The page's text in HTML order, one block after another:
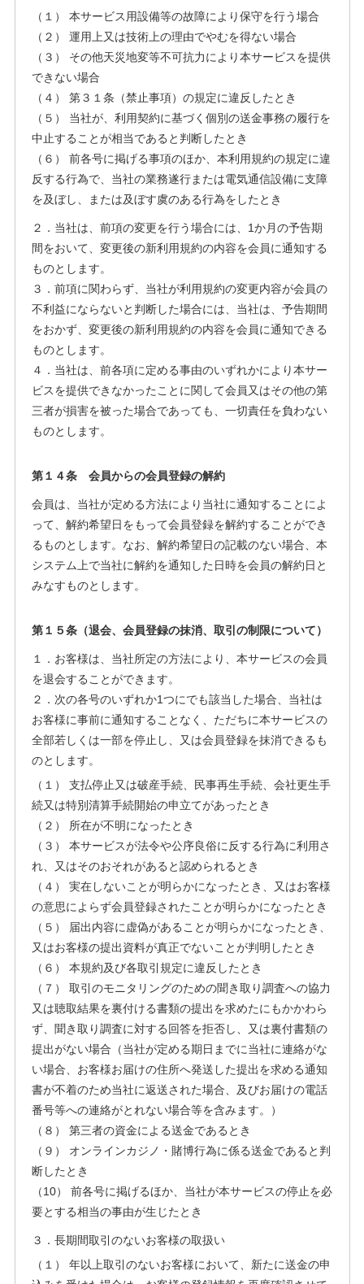
（１） 本サービス用設備等の故障により保守を行う場合
（２） 運用上又は技術上の理由でやむを得ない場合
（３） その他天災地変等不可抗力により本サービスを提供
できない場合
（４） 第３１条（禁止事項）の規定に違反したとき
（５） 当社が、利用契約に基づく個別の送金事務の履行を
中止することが相当であると判断したとき
（６） 前各号に掲げる事項のほか、本利用規約の規定に違
反する行為で、当社の業務遂行または電気通信設備に支障
を及ぼし、または及ぼす虞のある行為をしたとき
２．当社は、前項の変更を行う場合には、1か月の予告期
間をおいて、変更後の新利用規約の内容を会員に通知する
ものとします。
３．前項に関わらず、当社が利用規約の変更内容が会員の
不利益にならないと判断した場合には、当社は、予告期間
をおかず、変更後の新利用規約の内容を会員に通知できる
ものとします。
４．当社は、前各項に定める事由のいずれかにより本サー
ビスを提供できなかったことに関して会員又はその他の第
三者が損害を被った場合であっても、一切責任を負わない
ものとします。
第１４条 会員からの会員登録の解約
会員は、当社が定める方法により当社に通知することによ
って、解約希望日をもって会員登録を解約することができ
るものとします。なお、解約希望日の記載のない場合、本
システム上で当社に解約を通知した日時を会員の解約日と
みなすものとします。
第１５条（退会、会員登録の抹消、取引の制限について）
１．お客様は、当社所定の方法により、本サービスの会員
を退会することができます。
２．次の各号のいずれか1つにでも該当した場合、当社は
お客様に事前に通知することなく、ただちに本サービスの
全部若しくは一部を停止し、又は会員登録を抹消できるも
のとします。
（１） 支払停止又は破産手続、民事再生手続、会社更生手
続又は特別清算手続開始の申立てがあったとき
（２） 所在が不明になったとき
（３） 本サービスが法令や公序良俗に反する行為に利用さ
れ、又はそのおそれがあると認められるとき
（４） 実在しないことが明らかになったとき、又はお客様
の意思によらず会員登録されたことが明らかになったとき
（５） 届出内容に虚偽があることが明らかになったとき、
又はお客様の提出資料が真正でないことが判明したとき
（６） 本規約及び各取引規定に違反したとき
（７） 取引のモニタリングのための聞き取り調査への協力
又は聴取結果を裏付ける書類の提出を求めたにもかかわら
ず、聞き取り調査に対する回答を拒否し、又は裏付書類の
提出がない場合（当社が定める期日までに当社に連絡がな
い場合、お客様お届けの住所へ発送した提出を求める通知
書が不着のため当社に返送された場合、及びお届けの電話
番号等への連絡がとれない場合等を含みます。）
（８） 第三者の資金による送金であるとき
（９） オンラインカジノ・賭博行為に係る送金であると判
断したとき
（10） 前各号に掲げるほか、当社が本サービスの停止を必
要とする相当の事由が生じたとき
３．長期間取引のないお客様の取扱い
（１） 年以上取引のないお客様において、新たに送金の申